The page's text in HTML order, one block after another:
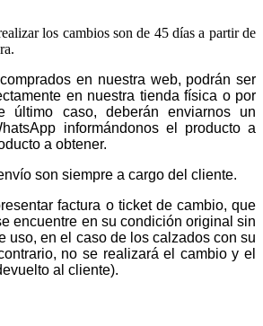
los cambios son de 45 días a partir de
en nuestra web, podrán ser
en nuestra tienda física o por
último caso, deberán enviarnos un
informándonos el producto a
a obtener.
son siempre a cargo del cliente.
factura o ticket de cambio, que
encuentre en su condición original sin
uso, en el caso de los calzados con su
no se realizará el cambio y el
al cliente).